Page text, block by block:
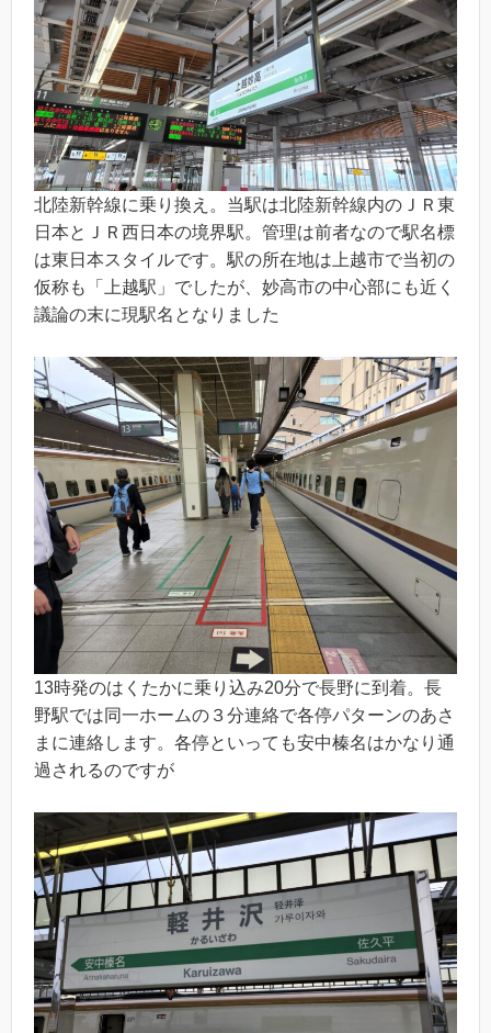
北陸新幹線に乗り換え。当駅は北陸新幹線内のＪＲ東
日本とＪＲ西日本の境界駅。管理は前者なので駅名標
は東日本スタイルです。駅の所在地は上越市で当初の
仮称も「上越駅」でしたが、妙高市の中心部にも近く
議論の末に現駅名となりました
13時発のはくたかに乗り込み20分で長野に到着。長
野駅では同一ホームの３分連絡で各停パターンのあさ
まに連絡します。各停といっても安中榛名はかなり通
過されるのですが